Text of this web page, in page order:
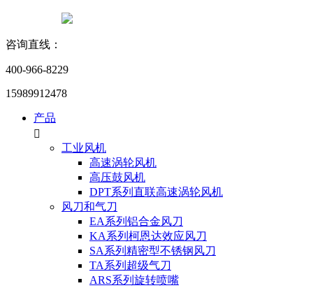
咨询直线：
400-966-8229
15989912478
产品

工业风机
高速涡轮风机
高压鼓风机
DPT系列直联高速涡轮风机
风刀和气刀
EA系列铝合金风刀
KA系列柯恩达效应风刀
SA系列精密型不锈钢风刀
TA系列超级气刀
ARS系列旋转喷嘴